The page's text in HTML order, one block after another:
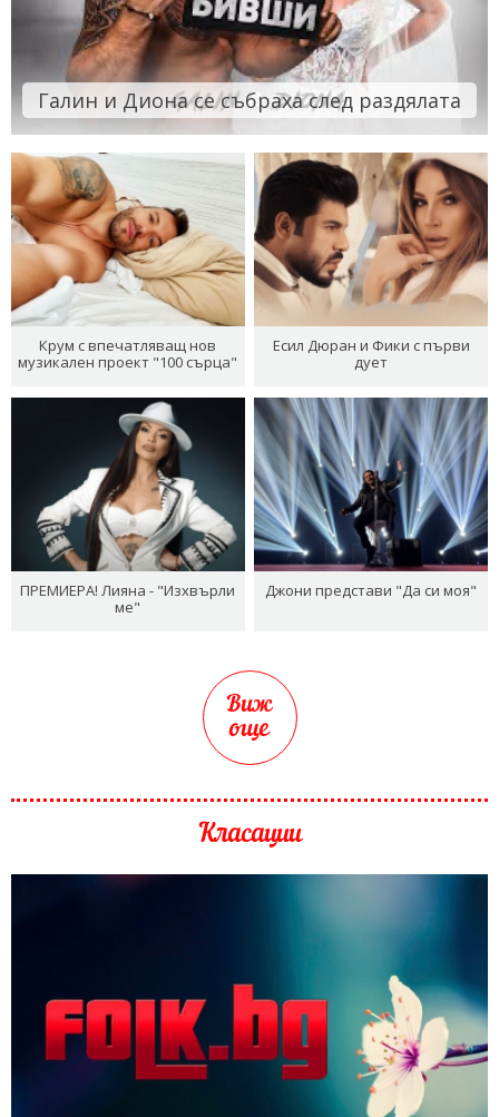
Галин и Диона се събраха след раздялата
Крум с впечатляващ нов
музикален проект "100 сърца"
Есил Дюран и Фики с първи
дует
ПРЕМИЕРА! Лияна - "Изхвърли
ме"
Джони представи "Да си моя"
Виж
още
Класации